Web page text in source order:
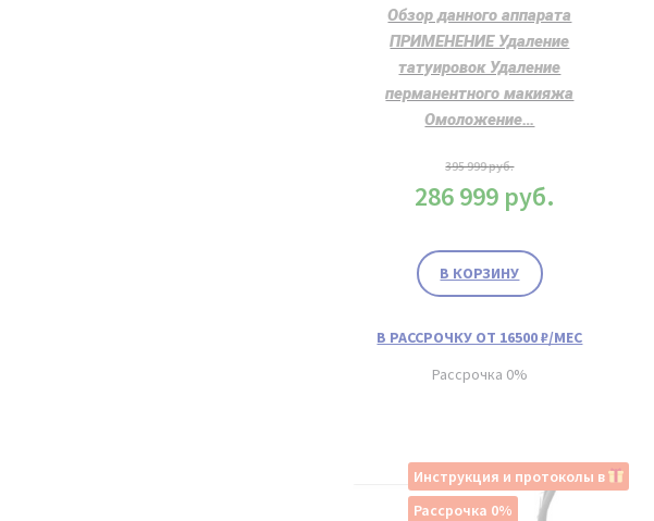
Обзор данного аппарата
ПРИМЕНЕНИЕ Удаление
татуировок Удаление
перманентного макияжа
Омоложение…
395 999руб.
286 999 руб.
В КОРЗИНУ
В РАССРОЧКУ ОТ 16500 ₽/МЕС
Рассрочка 0%
Инструкция и протоколы в
Рассрочка 0%